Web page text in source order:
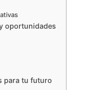
oportunidades
para tu futuro